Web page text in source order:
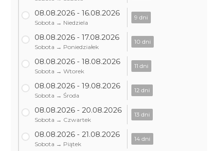
08.08.2026 - 16.08.2026
Sobota → Niedziela
9 dni
08.08.2026 - 17.08.2026
Sobota → Poniedziałek
10 dni
08.08.2026 - 18.08.2026
Sobota → Wtorek
11 dni
08.08.2026 - 19.08.2026
Sobota → Środa
12 dni
08.08.2026 - 20.08.2026
Sobota → Czwartek
13 dni
08.08.2026 - 21.08.2026
Sobota → Piątek
14 dni